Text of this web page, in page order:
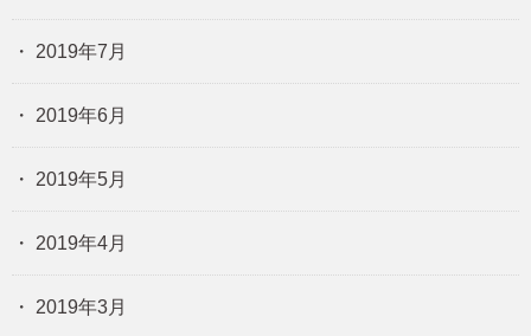
2019年7月
2019年6月
2019年5月
2019年4月
2019年3月